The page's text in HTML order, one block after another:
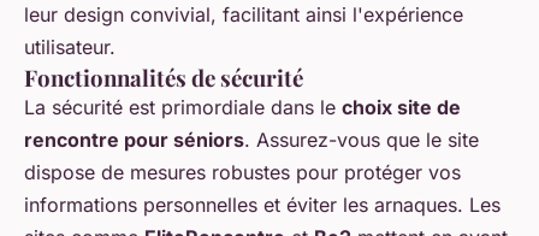
leur design convivial, facilitant ainsi l'expérience
utilisateur.
Fonctionnalités de sécurité
La sécurité est primordiale dans le choix site de
rencontre pour séniors. Assurez-vous que le site
dispose de mesures robustes pour protéger vos
informations personnelles et éviter les arnaques. Les